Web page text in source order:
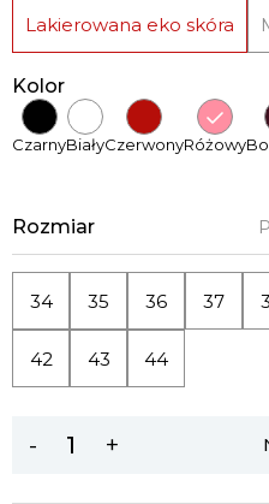
Lakierowana eko skóra
Kolor
CzarnyBiałyCzerwonyRóżowy
Rozmiar
34 35 36 37
42 43 44
- +